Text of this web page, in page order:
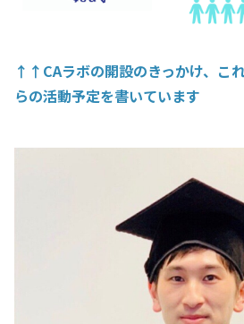
↑↑CAラボの開設のきっかけ、こ
らの活動予定を書いています